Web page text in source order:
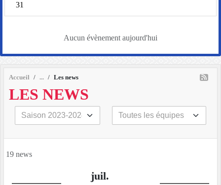
Accueil Les news
LES NEWS
19 news
juil.
31
Aucun évènement aujourd'hui